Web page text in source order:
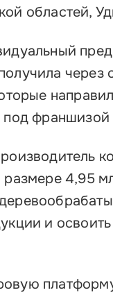
областей,
под франшизой
4,95
и